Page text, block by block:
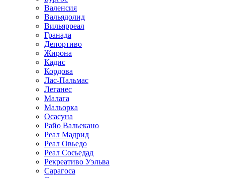
Валенсия
Вальядолид
Вильярреал
Гранада
Депортиво
Жирона
Кадис
Кордова
Лас-Пальмас
Леганес
Малага
Мальорка
Осасуна
Райо Вальекано
Реал Мадрид
Реал Овьедо
Реал Сосьедад
Рекреативо Уэльва
Сарагоса